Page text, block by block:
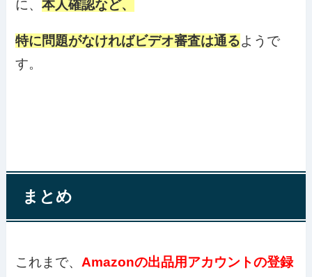
に、本人確認など、
特に問題がなければビデオ審査は通るようで
す。
まとめ
これまで、 Amazonの出品用アカウントの登録